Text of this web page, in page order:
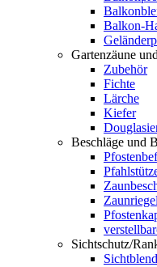
Balkon-
Gartenzäune
Zubehör
Fichte
Lärche
Kiefer
Beschläge und
Sichtschutz/